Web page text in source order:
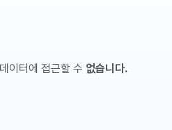
이터에 접근할 수 없습니다.